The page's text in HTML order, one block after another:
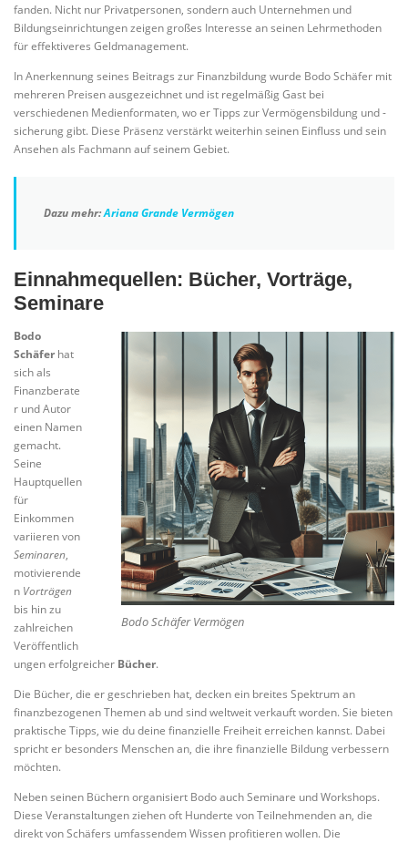
fanden. Nicht nur Privatpersonen, sondern auch Unternehmen und
Bildungseinrichtungen zeigen großes Interesse an seinen Lehrmethoden
für effektiveres Geldmanagement.
In Anerkennung seines Beitrags zur Finanzbildung wurde Bodo Schäfer mit
mehreren Preisen ausgezeichnet und ist regelmäßig Gast bei
verschiedenen Medienformaten, wo er Tipps zur Vermögensbildung und -
sicherung gibt. Diese Präsenz verstärkt weiterhin seinen Einfluss und sein
Ansehen als Fachmann auf seinem Gebiet.
Dazu mehr:Ariana Grande Vermögen
Einnahmequellen: Bücher, Vorträge,
Seminare
Bodo Schäfer Vermögen
Bodo
Schäfer hat
sich als
Finanzberate
r und Autor
einen Namen
gemacht.
Seine
Hauptquellen
für
Einkommen
variieren von
Seminaren,
motivierende
n Vorträgen
bis hin zu
zahlreichen
Veröffentlich
ungen erfolgreicher Bücher.
Die Bücher, die er geschrieben hat, decken ein breites Spektrum an
finanzbezogenen Themen ab und sind weltweit verkauft worden. Sie bieten
praktische Tipps, wie du deine finanzielle Freiheit erreichen kannst. Dabei
spricht er besonders Menschen an, die ihre finanzielle Bildung verbessern
möchten.
Neben seinen Büchern organisiert Bodo auch Seminare und Workshops.
Diese Veranstaltungen ziehen oft Hunderte von Teilnehmenden an, die
direkt von Schäfers umfassendem Wissen profitieren wollen. Die